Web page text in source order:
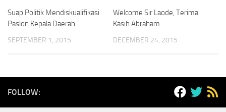
Suap Politik Mendiskualifikasi
Paslon Kepala Daerah
SEPTEMBER 1, 2015
Welcome Sir Laode, Terima
Kasih Abraham
DECEMBER 24, 2015
FOLLOW: